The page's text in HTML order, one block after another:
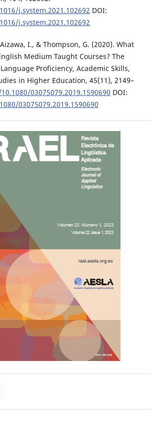
j.system.2021.102692 DOI:
j.system.2021.102692
I., & Thompson, G. (2020). What
Medium Taught Courses? The
Proficiency, Academic Skills,
in Higher Education, 45(11), 2149–
03075079.2019.1590690 DOI:
03075079.2019.1590690